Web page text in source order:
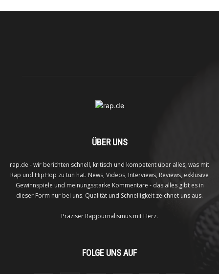
ÜBER UNS
rap.de - wir berichten schnell, kritisch und kompetent über alles, was mit
Rap und HipHop zu tun hat. News, Videos, Interviews, Reviews, exklusive
Gewinnspiele und meinungsstarke Kommentare - das alles gibt es in
dieser Form nur bei uns. Qualität und Schnelligkeit zeichnet uns aus.
Präziser Rapjournalismus mit Herz.
FOLGE UNS AUF